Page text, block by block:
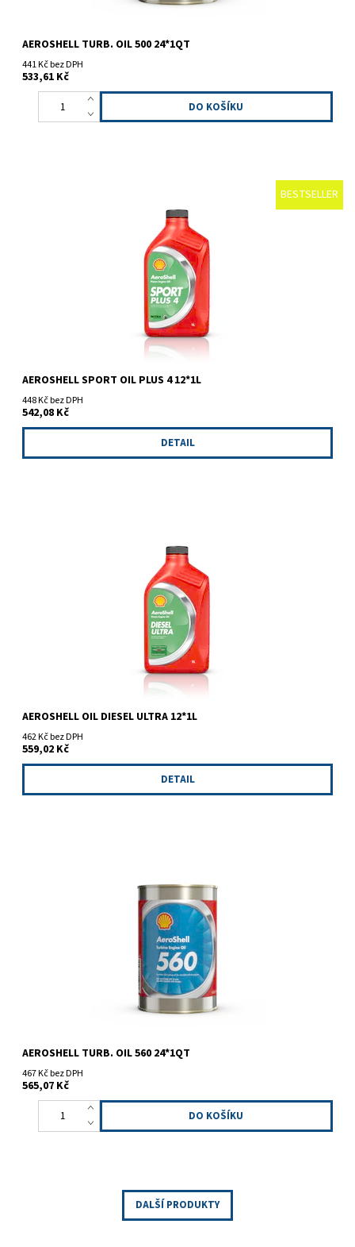
AEROSHELL TURB. OIL 500 24*1QT
441 Kč bez DPH
533,61 Kč
BESTSELLER
AEROSHELL SPORT OIL PLUS 4 12*1L
448 Kč bez DPH
542,08 Kč
DETAIL
AeroShell Oil Diesel Ultra je plně syntetický, multrigradový olej
navržený pro použití v nové generaci vznětových leteckých...
AEROSHELL OIL DIESEL ULTRA 12*1L
462 Kč bez DPH
559,02 Kč
DETAIL
Vysoce kvalitní 5 mm²/s syntetický olej třetí generace výrazně
AEROSHELL TURB. OIL 560 24*1QT
467 Kč bez DPH
565,07 Kč
DALŠÍ PRODUKTY